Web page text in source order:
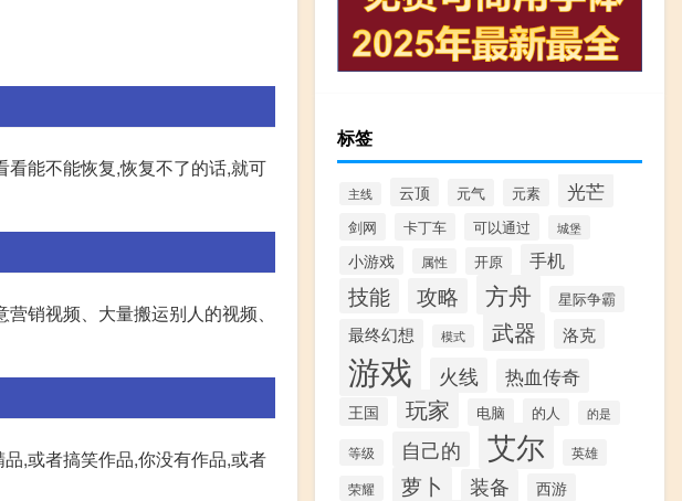
能不能恢复,恢复不了的话,就可
销视频、大量搬运别人的视频、
,或者搞笑作品,你没有作品,或者
标签
主线 云顶 元气 元素 光芒
剑网 卡丁车 可以通过 城堡
小游戏 属性 开原 手机
技能 攻略 方舟 星际争霸
最终幻想 模式 武器 洛克
游戏 火线 热血传奇
王国 玩家 电脑 的人 的是
等级 自己的 艾尔 英雄
荣耀 萝卜 装备 西游